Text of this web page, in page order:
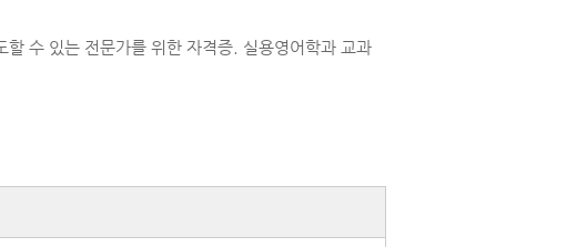
수 있는 전문가를 위한 자격증. 실용영어학과 교과